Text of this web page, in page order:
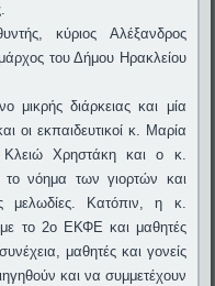
κύριος Αλέξανδρος
του Δήμου Ηρακλείου
μικρής διάρκειας και μία
οι εκπαιδευτικοί κ. Μαρία
Χρηστάκη και ο κ.
νόημα των γιορτών και
μελωδίες. Κατόπιν, η κ.
το 2ο ΕΚΦΕ και μαθητές
μαθητές και γονείς
και να συμμετέχουν